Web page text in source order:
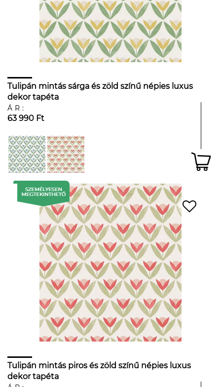
Tulipán mintás sárga és zöld színű népies luxus
dekor tapéta
ÁR:
63 990 Ft
Tulipán mintás piros és zöld színű népies luxus
dekor tapéta